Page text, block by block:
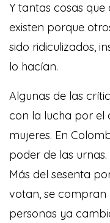
Y tantas cosas
existen porque
sido ridiculizados,
lo hacían.
Algunas de las
con la lucha por el
mujeres. En
poder de las
Más del sesenta
votan, se compran
personas ya